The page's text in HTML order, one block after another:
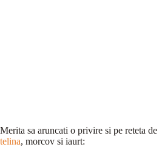
Merita sa aruncati o privire si pe reteta de
telina, morcov si iaurt: